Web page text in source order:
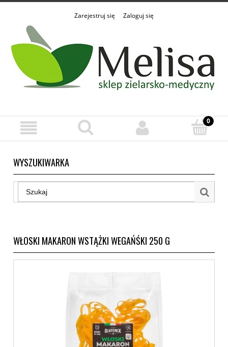
Zarejestruj się Zaloguj się
WYSZUKIWARKA
WŁOSKI MAKARON WSTĄŻKI WEGAŃŚKI 250 G